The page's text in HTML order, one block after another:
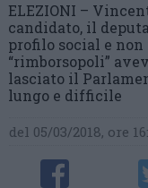
ELEZIONI –
candidato, il
profilo social e
“rimborsopoli”
lasciato il
lungo e difficile
del 05/03/2018, ore